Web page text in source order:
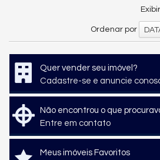
Exibir
Ordenar por
Quer vender seu imóvel?
Cadastre-se e anuncie
Não encontrou o que
Entre em contato
Meus imóveis Favoritos